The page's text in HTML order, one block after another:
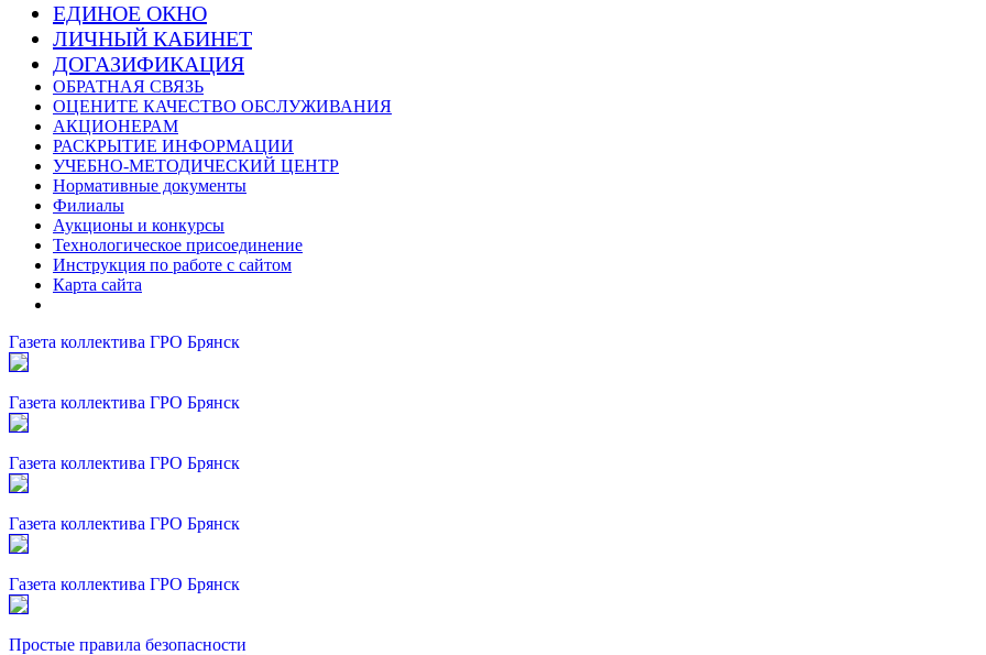
ЕДИНОЕ ОКНО
ЛИЧНЫЙ КАБИНЕТ
ДОГАЗИФИКАЦИЯ
ОБРАТНАЯ СВЯЗЬ
ОЦЕНИТЕ КАЧЕСТВО ОБСЛУЖИВАНИЯ
АКЦИОНЕРАМ
РАСКРЫТИЕ ИНФОРМАЦИИ
УЧЕБНО-МЕТОДИЧЕСКИЙ ЦЕНТР
Нормативные документы
Филиалы
Аукционы и конкурсы
Технологическое присоединение
Инструкция по работе с сайтом
Карта сайта
Газета коллектива ГРО Брянск
Газета коллектива ГРО Брянск
Газета коллектива ГРО Брянск
Газета коллектива ГРО Брянск
Газета коллектива ГРО Брянск
Простые правила безопасности